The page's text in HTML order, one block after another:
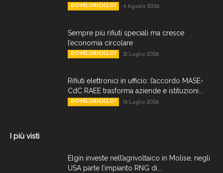
DOVELORICICLO? 4 Agosto 2026
Sempre più rifiuti speciali ma cresce
l’economia circolare
DOVELORICICLO? 21 Luglio 2026
Rifiuti elettronici in ufficio: l’accordo MASE-
CdC RAEE trasforma aziende e istituzioni...
DOVELORICICLO? 16 Luglio 2026
I più visti
Elgin investe nell’agrivoltaico in Molise, negli
USA parte l’impianto RNG di...